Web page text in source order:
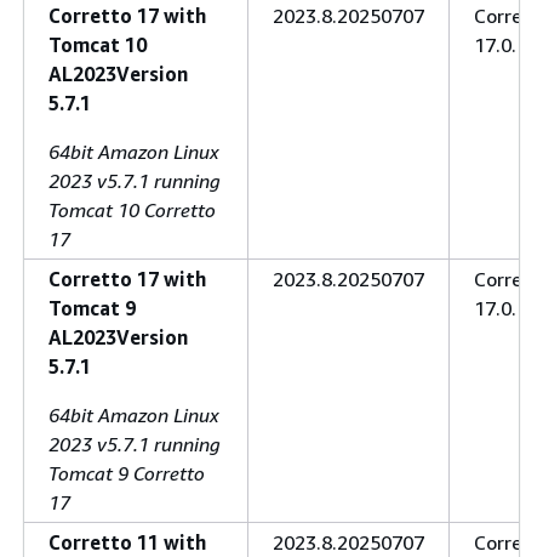
Corretto 17 with
Tomcat 10
AL2023Version
5.7.1
64bit Amazon Linux
2023 v5.7.1 running
Tomcat 10 Corretto
17
2023.8.20250707
Corretto 17 with
Tomcat 9
AL2023Version
5.7.1
64bit Amazon Linux
2023 v5.7.1 running
Tomcat 9 Corretto
17
2023.8.20250707
Corretto 11 with
2023.8.20250707